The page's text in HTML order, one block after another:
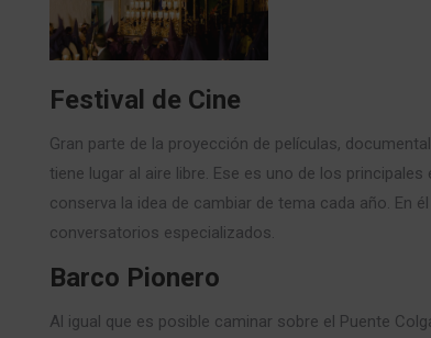
Festival de Cine
Gran parte de la proyección de películas,
tiene lugar al aire libre. Ese es uno de los
conserva la idea de cambiar de tema cada año. En
conversatorios especializados.
Barco Pionero
Al igual que es posible caminar sobre el Puente